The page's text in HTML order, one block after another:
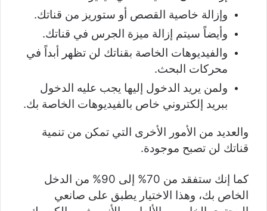
وإزالة خاصية القصص أو ستوريز من قناتك.
وأيضاً سيتم إزالة ميزة الجرس في قناتك.
والفيديوهات الخاصة بقناتك لن تظهر أبداً في
محركات البحث.
ولمن يريد الدخول إليها يجب عليه الدخول
ببريد إلكتروني خاص بالفيديوهات الخاصة بك.
والعديد من الأمور الأخرى التي تمكن من تنمية
قناتك لن تصبح موجودة.
كما إنك ستفقد من 70% إلى 90% من الدخل
الخاص بك، وهذا الاختيار يطبق على صانعي